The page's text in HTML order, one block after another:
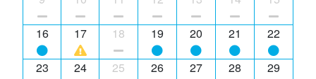
16 17 18 19 20 21 22
23 24 25 26 27 28 29